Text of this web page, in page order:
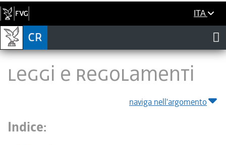
ITA
LEGGI E REGOLAMENTI
naviga nell'argomento
Indice: